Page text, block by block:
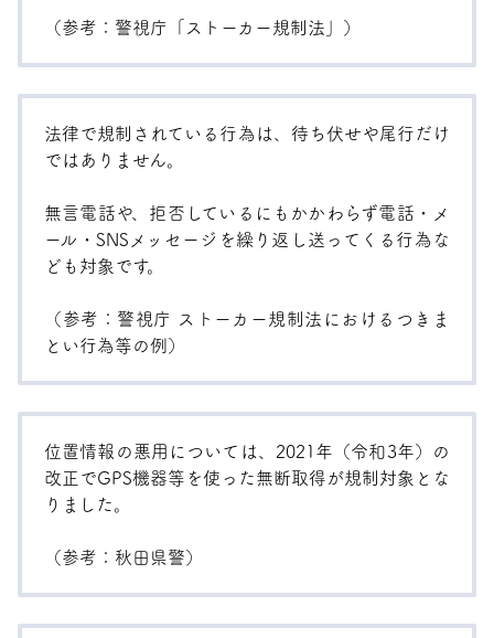
（参考：警視庁「 ストーカー規制法 」）
法律で規制されている行為は、待ち伏せや尾行だけ
ではありません。
無言電話や、拒否しているにもかかわらず電話・メ
ール・SNSメッセージを繰り返し送ってくる行為な
ども対象です。
（参考： 警視庁 ストーカー規制法におけるつきま
とい行為等の例 ）
位置情報の悪用については、2021年（令和3年）の
改正でGPS機器等を使った無断取得が規制対象とな
りました。
（参考： 秋田県警）